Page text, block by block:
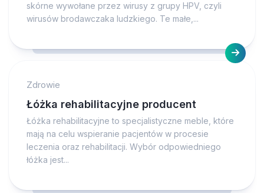
skórne wywołane przez wirusy z grupy HPV, czyli
wirusów brodawczaka ludzkiego. Te małe,...
Zdrowie
Łóżka rehabilitacyjne producent
Łóżka rehabilitacyjne to specjalistyczne meble, które
mają na celu wspieranie pacjentów w procesie
leczenia oraz rehabilitacji. Wybór odpowiedniego
łóżka jest...